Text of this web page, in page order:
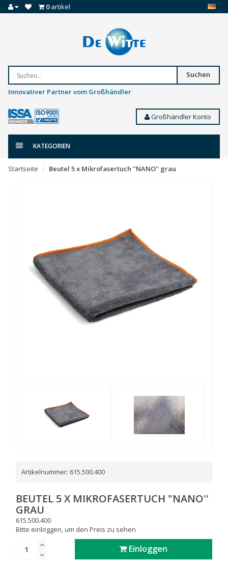
0artikel
Suchen
Innovativer Partner vom Großhändler
Großhändler Konto
KATEGORIEN
Startseite Beutel 5 x Mikrofasertuch "NANO'' grau
Artikelnummer: 615.500.400
BEUTEL 5 X MIKROFASERTUCH "NANO''
GRAU
615.500.400
Bitte einloggen, um den Preis zu sehen
Einloggen